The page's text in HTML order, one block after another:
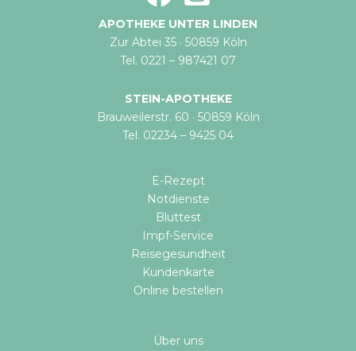
APOTHEKE UNTER LINDEN
Zur Abtei 35 · 50859 Köln
Tel. 0221 – 987421 07
STEIN-APOTHEKE
Brauweilerstr. 60 · 50859 Köln
Tel. 02234 – 9425 04
E-Rezept
Notdienste
Bluttest
Impf-Service
Reisegesundheit
Kundenkarte
Online bestellen​
Über uns